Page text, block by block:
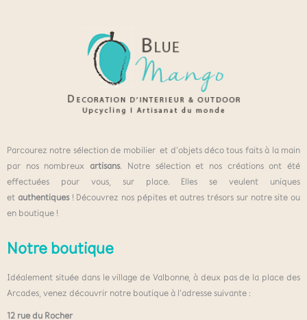
Parcourez notre sélection de mobilier et d’objets déco tous faits à la main
par nos nombreuxartisans. Notre sélection et nos créations ont été
effectuées pour vous, sur place. Elles se veulent uniques
et authentiques! Découvrez nos pépites et autres trésors sur notre site ou
en boutique !
Notre boutique
Idéalement située dans le village de Valbonne, à deux pas de la place des
Arcades, venez découvrir notre boutique à l’adresse suivante :
12 rue du Rocher